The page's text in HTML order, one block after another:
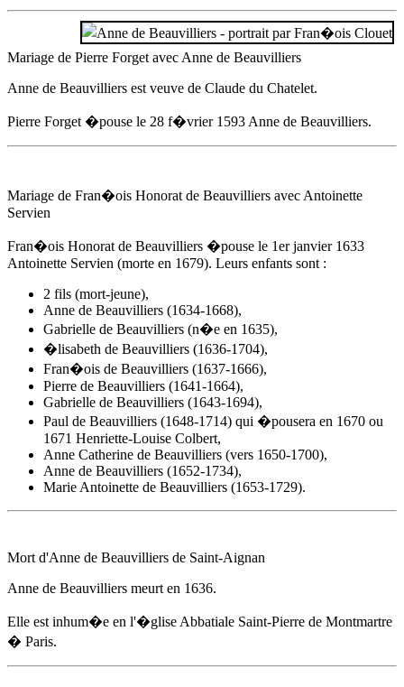
Mariage de Pierre Forget avec Anne de Beauvilliers
Anne de Beauvilliers est veuve de Claude du Chatelet.
Pierre Forget �pouse le 28 f�vrier 1593 Anne de Beauvilliers.
Mariage de Fran�ois Honorat de Beauvilliers avec Antoinette
Servien
Fran�ois Honorat de Beauvilliers �pouse le 1er janvier 1633
Antoinette Servien (morte en 1679). Leurs enfants sont :
2 fils (mort-jeune),
Anne de Beauvilliers (1634-1668),
Gabrielle de Beauvilliers (n�e en 1635),
�lisabeth de Beauvilliers (1636-1704),
Fran�ois de Beauvilliers (1637-1666),
Pierre de Beauvilliers (1641-1664),
Gabrielle de Beauvilliers (1643-1694),
Paul de Beauvilliers (1648-1714) qui �pousera en 1670 ou
1671 Henriette-Louise Colbert,
Anne Catherine de Beauvilliers (vers 1650-1700),
Anne de Beauvilliers (1652-1734),
Marie Antoinette de Beauvilliers (1653-1729).
Mort d'Anne de Beauvilliers de Saint-Aignan
Anne de Beauvilliers meurt en 1636.
Elle est inhum�e en l'�glise Abbatiale Saint-Pierre de Montmartre
� Paris.